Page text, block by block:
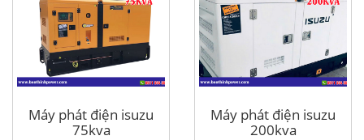
Máy phát điện isuzu
75kva
Máy phát điện isuzu
200kva